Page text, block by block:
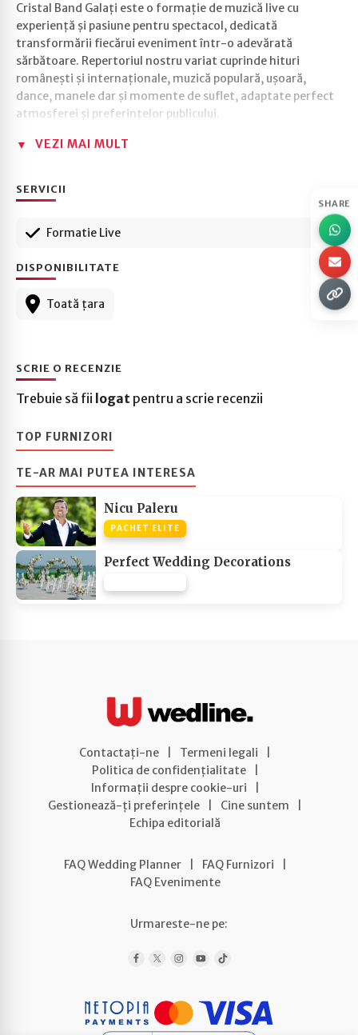
SHARE
Cristal Band Galați este o formație de muzică live cu
experiență și pasiune pentru spectacol, dedicată
transformării fiecărui eveniment într-o adevărată
sărbătoare. Repertoriul nostru variat cuprinde hituri
românești și internaționale, muzică populară, ușoară,
dance, manele dar și momente de suflet, adaptate perfect
atmosferei și preferințelor publicului.
🎶 Ce oferim:
• Repertoriu divers pentru toate vârstele și gusturile
• Energie și interacțiune cu invitații
Fie că organizați o nuntă, botez, aniversare sau petrecere
privată, Cristal Band Galați vă garantează o atmosferă
VEZI MAI MULT
SERVICII
Formatie Live
DISPONIBILITATE
Toată țara
SCRIE O RECENZIE
Trebuie să fii logat pentru a scrie recenzii
TOP FURNIZORI
TE-AR MAI PUTEA INTERESA
Nicu Paleru
PACHET ELITE
Perfect Wedding Decorations
Contactați-ne Termeni legali
Politica de confidențialitate
Informații despre cookie-uri
Gestionează-ți preferințele
Cine suntem
Echipa editorială
FAQ Wedding Planner FAQ Furnizori
FAQ Evenimente
Urmareste-ne pe: